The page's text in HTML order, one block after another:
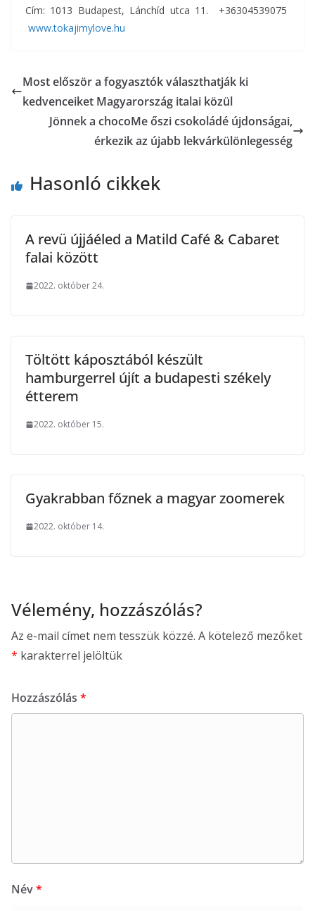
Cím: 1013 Budapest, Lánchíd utca 11. +36304539075
www.tokajimylove.hu
Most először a fogyasztók választhatják ki
kedvenceiket Magyarország italai közül
Jönnek a chocoMe őszi csokoládé újdonságai,
érkezik az újabb lekvárkülönlegesség
Hasonló cikkek
A revü újjáéled a Matild Café & Cabaret
falai között
2022. október 24.
Töltött káposztából készült
hamburgerrel újít a budapesti székely
étterem
2022. október 15.
Gyakrabban főznek a magyar zoomerek
2022. október 14.
Vélemény, hozzászólás?
Az e-mail címet nem tesszük közzé. A kötelező mezőket
* karakterrel jelöltük
Hozzászólás *
Név*